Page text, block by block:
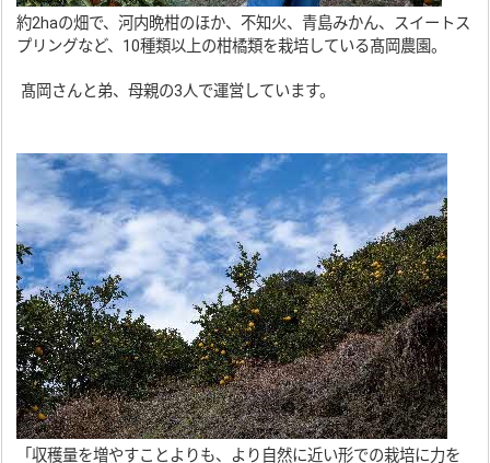
約2haの畑で、河内晩柑のほか、不知火、青島みかん、スイートス
プリングなど、10種類以上の柑橘類を栽培している髙岡農園。
髙岡さんと弟、母親の3人で運営しています。
「収穫量を増やすことよりも、より自然に近い形での栽培に力を